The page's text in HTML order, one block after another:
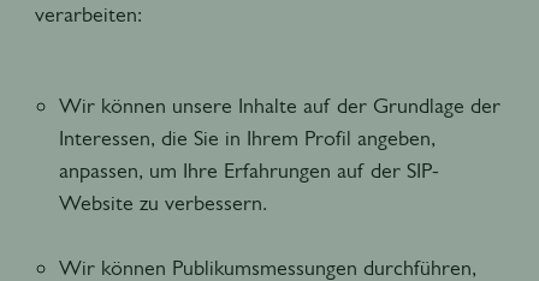
verarbeiten:
Wir können unsere Inhalte auf der Grundlage der
Interessen, die Sie in Ihrem Profil angeben,
anpassen, um Ihre Erfahrungen auf der SIP-
Website zu verbessern.
Wir können Publikumsmessungen durchführen,